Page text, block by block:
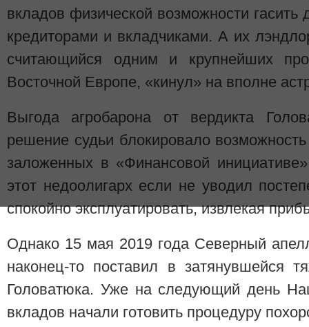
вкладов физической возможности
кредиторами и вкладчиками. А их
считающийся одним и крупнейших
Восточной Европе, «кинул» на вполне
Выгода агробарона от вердикта
решение судьи блокировало
заложенных в «Финансовой
этот недоолигарх если не уводил
спокойно эксплуатировать, извлекая
Однако 15 мая 2019 года Северный
наконец-то поставил в затянувшейся
Головатюка. Уже на следующий день
вкладов начали готовить процедуру